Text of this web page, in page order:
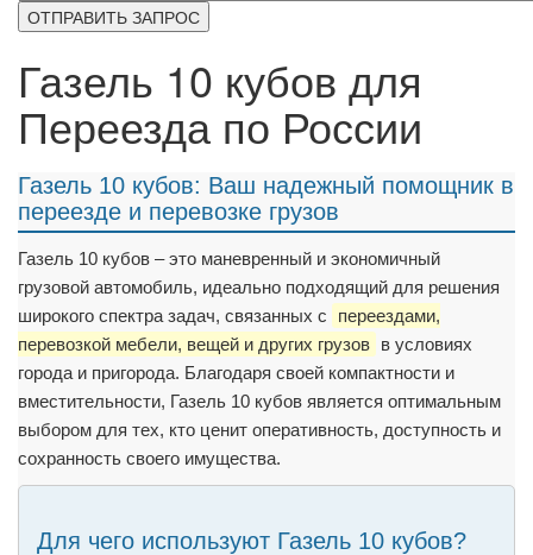
Газель 10 кубов для
Переезда по России
Газель 10 кубов: Ваш надежный помощник в
переезде и перевозке грузов
Газель 10 кубов – это маневренный и экономичный
грузовой автомобиль, идеально подходящий для решения
широкого спектра задач, связанных с
переездами,
перевозкой мебели, вещей и других грузов в условиях
города и пригорода. Благодаря своей компактности и
вместительности, Газель 10 кубов является оптимальным
выбором для тех, кто ценит оперативность, доступность и
сохранность своего имущества.
Для чего используют Газель 10 кубов?